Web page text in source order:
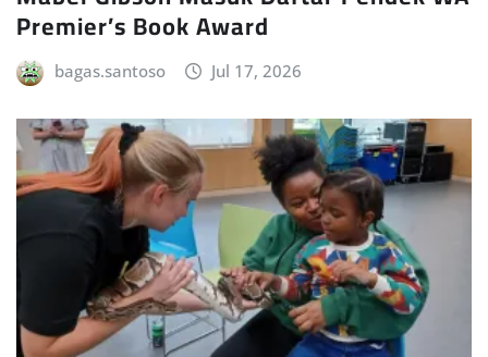
Premier’s Book Award
bagas.santoso Jul 17, 2026